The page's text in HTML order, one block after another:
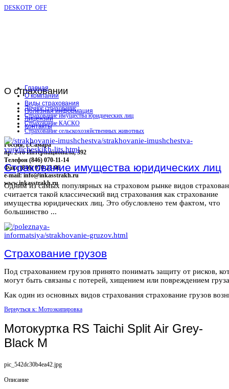
DESKOTP_OFF
О страховании
Личное страхование
Страхование имущества юридических лиц
Страхование КАСКО
Страхование сельскохозяйственных животных
Россия, г.Самара
пр. 2-го Интернационала, 392
Телефон (846) 070-11-14
Факс (846) 070-23-96
e-mail: info@inkasstrakh.ru
www.inkasstrakh.ru
Главная
О компании
Виды страхования
Полезная информация
Лицензии
Контакты
Страхование имущества юридических лиц
Одним из самых популярных на страховом рынке видов
считается такой классический вид страхования как страхование
имущества юридических лиц. Это обусловлено тем фактом, что
большинство ...
Страхование грузов
Под страхованием грузов принято понимать защиту от рисков,
могут быть связаны с потерей, хищением или повреждением
Как один из основных видов страхования страхование грузов
Вернуться к: Мотоэкипировка
Мотокуртка RS Taichi Split Air Grey-
Black M
pic_542dc30b4ea42.jpg
Описание